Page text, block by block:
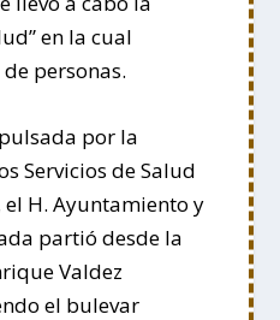
en la cual
personas.
por la
Servicios de Salud
el H. Ayuntamiento y
partió desde la
Valdez
el bulevar